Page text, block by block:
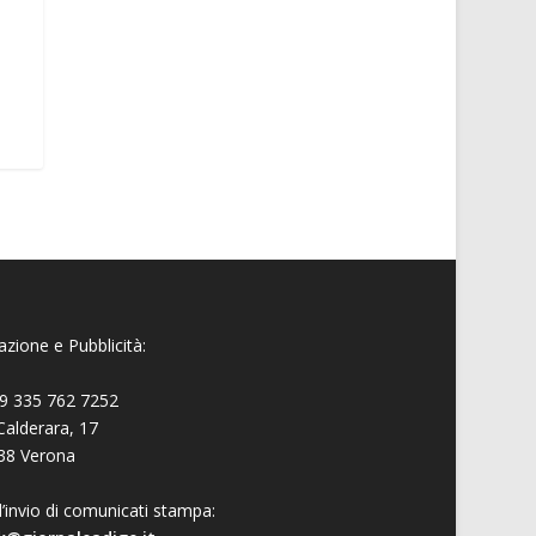
e Pubblicità:
335 762 7252
17
Verona
di comunicati stampa: